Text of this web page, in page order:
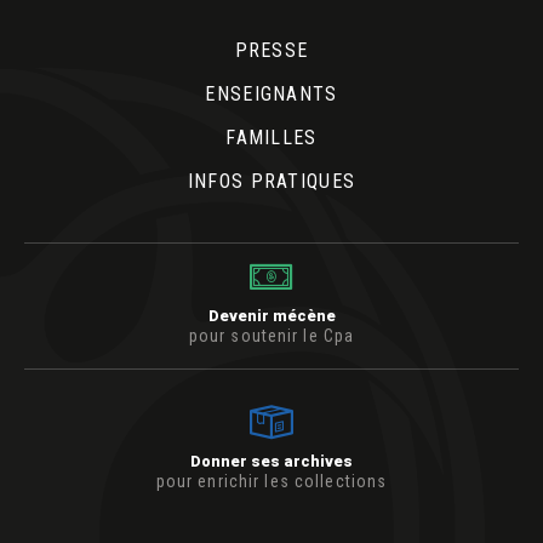
PRESSE
ENSEIGNANTS
FAMILLES
INFOS PRATIQUES
Devenir mécène
pour soutenir le Cpa
Donner ses archives
pour enrichir les collections